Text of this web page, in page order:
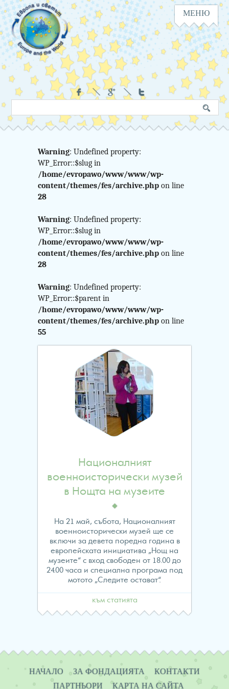
Навигация
МЕНЮ
Социални
в
сайта
дума
Warning:
Undefined
variable
$curr_category
in
/home/evropawo/www/
content/themes/fes/
on
line
Warning:
read
"name"
on
null
in
/home/evropawo/www/
on
Warning: Undefined property:
WP_Error::$slug in
/home/evropawo/www/www/wp-
content/themes/fes/archive.php on line
28
Warning: Undefined property:
WP_Error::$slug in
/home/evropawo/www/www/wp-
content/themes/fes/archive.php on line
28
Warning: Undefined property:
WP_Error::$parent in
/home/evropawo/www/www/wp-
content/themes/fes/archive.php on line
55
Националният
военноисторически музей
в Нощта на музеите
На 21 май, събота, Националният
военноисторически музей ще се
включи за девета поредна година в
европейската инициатива „Нощ на
музеите“ с вход свободен от 18.00 до
24.00 часа и специална програма под
мотото „Следите остават“.
към статията
Навигация
НАЧАЛО ЗА ФОНДАЦИЯТА
КОНТАКТИ
ПАРТНЬОРИ
КАРТА НА САЙТА